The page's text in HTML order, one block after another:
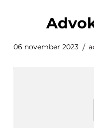
06 november 2023